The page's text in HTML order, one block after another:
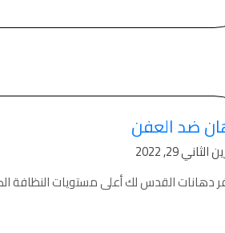
ضد العفن
29, 2022
دهانات القدس لك أعلى مستويات النظافة